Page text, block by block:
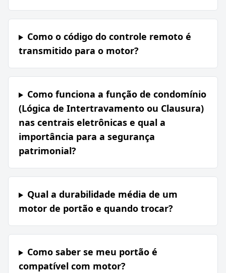
Como o código do controle remoto é
transmitido para o motor?
Como funciona a função de condomínio
(Lógica de Intertravamento ou Clausura)
nas centrais eletrônicas e qual a
importância para a segurança
patrimonial?
Qual a durabilidade média de um
motor de portão e quando trocar?
Como saber se meu portão é
compatível com motor?